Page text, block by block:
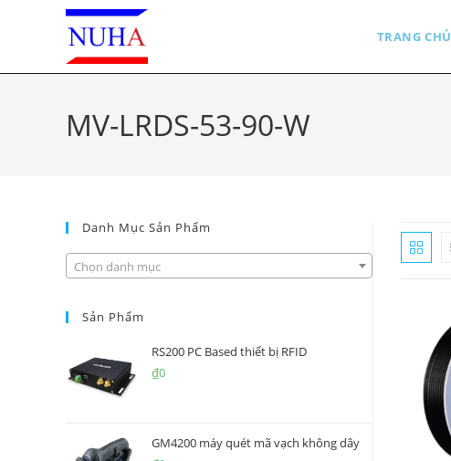
TRANG CHỦ
MV-LRDS-53-90-W
Danh Mục Sản Phẩm
Chọn danh mục
Sản Phẩm
RS200 PC Based thiết bị RFID
₫0
GM4200 máy quét mã vạch không dây